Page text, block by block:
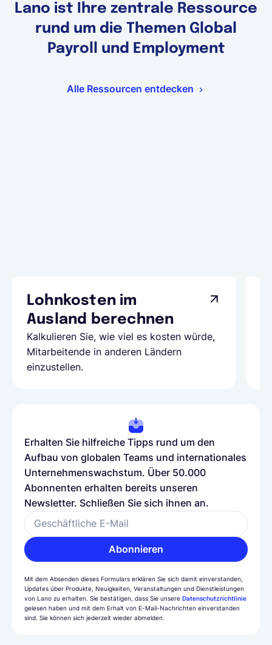
Lano ist Ihre zentrale Ressource
rund um die Themen Global
Payroll und Employment
Alle Ressourcen entdecken
Lohnkosten im
Ausland berechnen
Kalkulieren Sie, wie viel es kosten würde,
Mitarbeitende in anderen Ländern
einzustellen.
Erhalten Sie hilfreiche Tipps rund um den
Aufbau von globalen Teams und internationales
Unternehmenswachstum. Über 50.000
Abonnenten erhalten bereits unseren
Newsletter. Schließen Sie sich ihnen an.
Geschäftliche E-Mail
Abonnieren
Mit dem Absenden dieses Formulars erklären Sie sich damit einverstanden,
Updates über Produkte, Neuigkeiten, Veranstaltungen und Dienstleistungen
von Lano zu erhalten. Sie bestätigen, dass Sie unsere Datenschutzrichtlinie
gelesen haben und mit dem Erhalt von E-Mail-Nachrichten einverstanden
sind. Sie können sich jederzeit wieder abmelden.